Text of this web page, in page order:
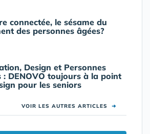
connectée, le sésame du
des personnes âgées?
Design et Personnes
: DENOVO toujours à la point
pour les seniors
VOIR LES AUTRES ARTICLES ➜